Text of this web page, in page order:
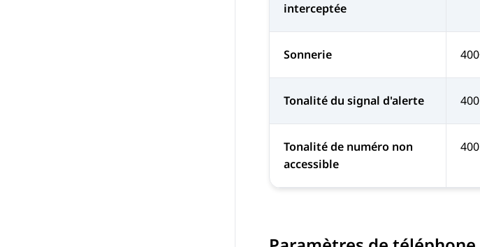
interceptée
Sonnerie
Tonalité du signal d'alerte 400
Tonalité de numéro non
accessible
400